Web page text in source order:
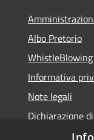
Albo Pretorio
WhistleBlowing
Informativa
Note legali
Dichiarazione